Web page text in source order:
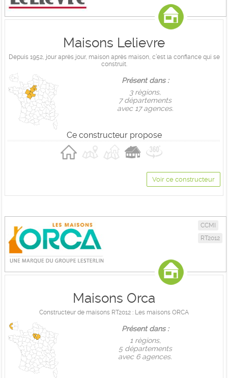
Maisons Lelievre
Depuis 1952, jour après jour, maison après maison, c’est la confiance qui se
construit.
Présent dans :
3 règions,
7 départements
avec 17 agences.
Ce constructeur propose
Voir ce constructeur
CCMI
RT2012
Maisons Orca
Constructeur de maisons RT2012 : Les maisons ORCA
Présent dans :
1 règions,
5 départements
avec 6 agences.